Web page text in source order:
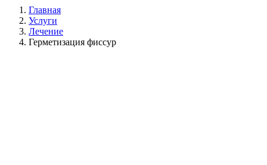
Главная
Услуги
Лечение
Герметизация фиссур